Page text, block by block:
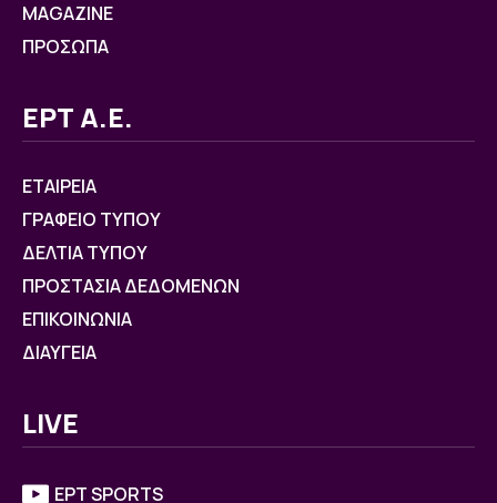
MAGAZINE
ΠΡΟΣΩΠΑ
ΕΡΤ Α.Ε.
ΕΤΑΙΡΕΙΑ
ΓΡΑΦΕΙΟ ΤΥΠΟΥ
ΔΕΛΤΙΑ ΤΥΠΟΥ
ΠΡΟΣΤΑΣΙΑ ΔΕΔΟΜΕΝΩΝ
ΕΠΙΚΟΙΝΩΝΙΑ
ΔΙΑΥΓΕΙΑ
LIVE
ΕΡΤ SPORTS